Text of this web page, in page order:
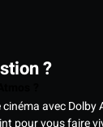
?
avec Dolby
pour vous faire